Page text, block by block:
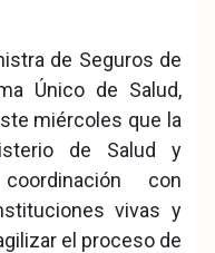
de Seguros de
Único de Salud,
miércoles que la
de Salud y
con
vivas y
el proceso de